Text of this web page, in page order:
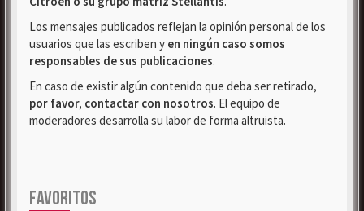
Los mensajes publicados reflejan la opinión personal de los
usuarios que las escriben y en ningún caso somos
responsables de sus publicaciones.
En caso de existir algún contenido que deba ser retirado,
por favor, contactar con nosotros. El equipo de
moderadores desarrolla su labor de forma altruista.
FAVORITOS